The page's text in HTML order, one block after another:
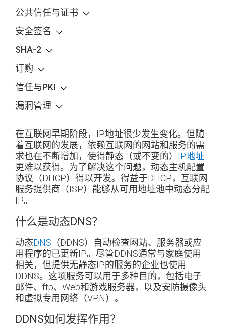
公共信任与证书
安全签名
SHA-2
订购
信任与PKI
漏洞管理
在互联网早期阶段，IP地址很少发生变化。但随
着互联网的发展，依赖互联网的网站和服务的需
求也在不断增加，使得静态（或不变的） IP地址
更难以获得。为了解决这个问题，动态主机配置
协议（DHCP）得以开发。得益于DHCP，互联网
服务提供商（ISP）能够从可用地址池中动态分配
IP。
什么是动态DNS？
动态DNS （DDNS）自动检查网站、服务器或应
用程序的已更新IP。尽管DDNS通常与家庭使用
相关，但提供无静态IP的服务的企业也使用
DDNS。这项服务可以用于多种目的，包括电子
邮件、ftp、Web和游戏服务器，以及安防摄像头
和虚拟专用网络（VPN）。
DDNS如何发挥作用？